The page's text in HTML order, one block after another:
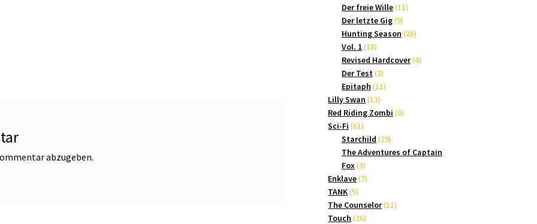
abzugeben.
Produkte
Der freie Wille 1111
Der letzte Gig 99
Produkte
Hunting Season 2828
Vol. 1 1818
Produkte
Revised Hardcover 44
Der Test 33
Produkte
Epitaph 1111
Lilly Swan 1313
Produkte
Red Riding Zombi 66
Sci-Fi 6161
Produkte
Starchild 2929
Produkte
The Adventures of Captain
Fox 33
Produkte
Enklave 77
TANK 55
Produkte
The Counselor 1111
Touch 2626